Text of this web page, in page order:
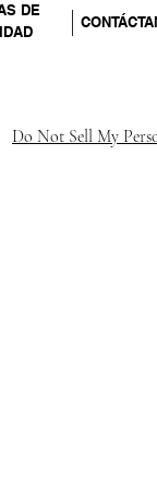
DE
Do Not Sell My